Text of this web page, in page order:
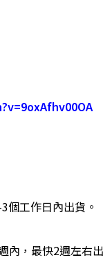
工作日內出貨。
，最快2週左右出